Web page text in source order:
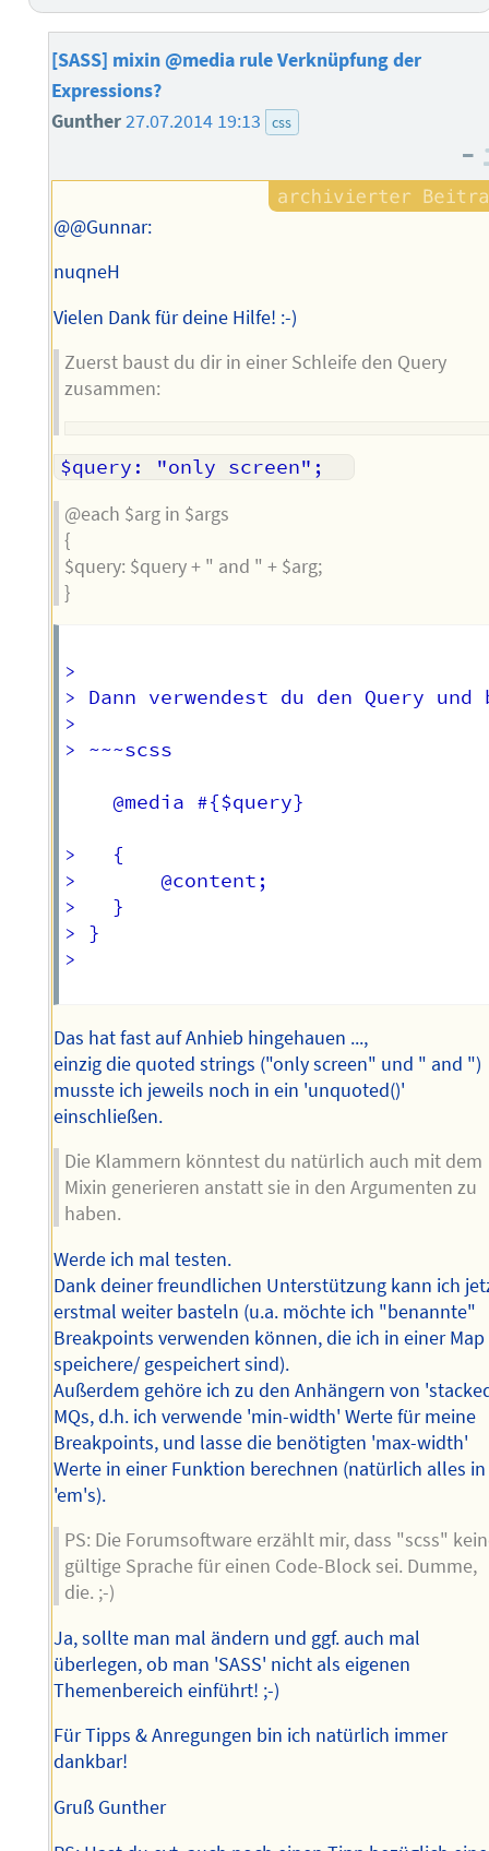
[SASS] mixin @media rule Verknüpfung der
Expressions?
Gunther27.07.2014 19:13 css
–
@@Gunnar:
nuqneH
Vielen Dank für deine Hilfe! :-)
Zuerst baust du dir in einer Schleife den Query
zusammen:
@each $arg in $args
{
$query: $query + " and " + $arg;
}
>
> Dann verwendest du den Query
>
> ~~~scss
	@media #{$query}
> 	{
> 		@content;
> 	}
> }
>
Das hat fast auf Anhieb hingehauen ...,
einzig die quoted strings ("only screen" und " and ")
musste ich jeweils noch in ein 'unquoted()'
einschließen.
Die Klammern könntest du natürlich auch mit dem
Mixin generieren anstatt sie in den Argumenten zu
haben.
Werde ich mal testen.
Dank deiner freundlichen Unterstützung kann ich
erstmal weiter basteln (u.a. möchte ich "benannte"
Breakpoints verwenden können, die ich in einer Map
speichere/ gespeichert sind).
Außerdem gehöre ich zu den Anhängern von
MQs, d.h. ich verwende 'min-width' Werte für meine
Breakpoints, und lasse die benötigten 'max-width'
Werte in einer Funktion berechnen (natürlich alles in
'em's).
PS: Die Forumsoftware erzählt mir, dass "scss"
gültige Sprache für einen Code-Block sei. Dumme,
die. ;-)
Ja, sollte man mal ändern und ggf. auch mal
überlegen, ob man 'SASS' nicht als eigenen
Themenbereich einführt! ;-)
Für Tipps & Anregungen bin ich natürlich immer
dankbar!
Gruß Gunther